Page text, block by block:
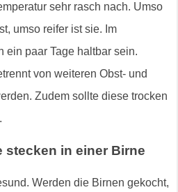
sehr rasch nach. Umso
umso reifer ist sie. Im
ein paar Tage haltbar sein.
von weiteren Obst- und
Zudem sollte diese trocken
stecken in einer Birne
Werden die Birnen gekocht,